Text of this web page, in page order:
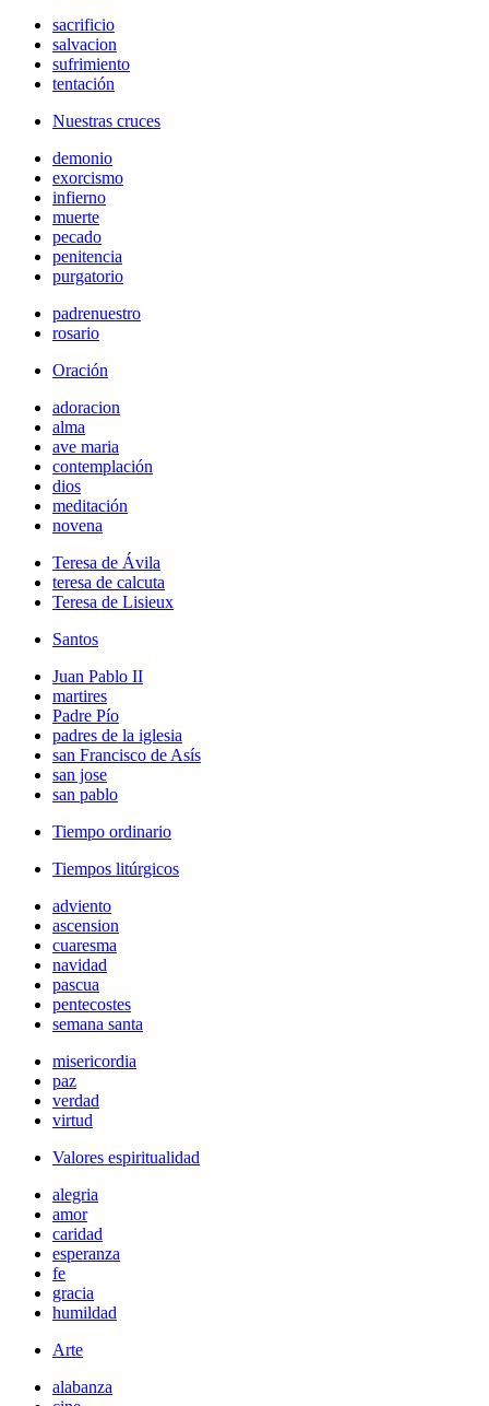
sacrificio
salvacion
sufrimiento
tentación
Nuestras cruces
demonio
exorcismo
infierno
muerte
pecado
penitencia
purgatorio
padrenuestro
rosario
Oración
adoracion
alma
ave maria
contemplación
dios
meditación
novena
Teresa de Ávila
teresa de calcuta
Teresa de Lisieux
Santos
Juan Pablo II
martires
Padre Pío
padres de la iglesia
san Francisco de Asís
san jose
san pablo
Tiempo ordinario
Tiempos litúrgicos
adviento
ascension
cuaresma
navidad
pascua
pentecostes
semana santa
misericordia
paz
verdad
virtud
Valores espiritualidad
alegria
amor
caridad
esperanza
fe
gracia
humildad
Arte
alabanza